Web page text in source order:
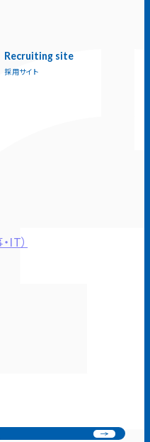
Recruiting site
採用サイト
IT）